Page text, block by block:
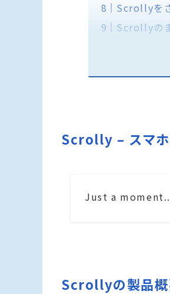
Scrollyを
Scrollyの
Scrolly – スマホ
Just a
Scrollyの製品